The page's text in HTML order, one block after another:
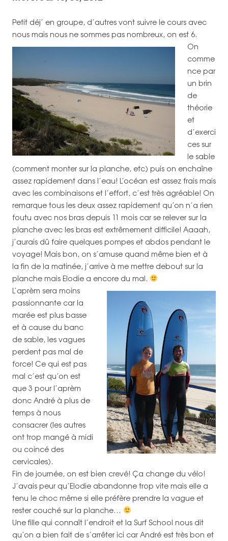
Petit déj’ en groupe, d’autres vont suivre le cours avec
nous mais nous ne sommes pas nombreux, on est 6.
On
comme
nce par
un brin
de
théorie
et
d’exerci
ces sur
le sable
(comment monter sur la planche, etc) puis on enchaîne
assez rapidement dans l’eau! L’océan est assez frais mais
avec les combinaisons et l’effort, c’est très agréable! On
remarque tous les deux assez rapidement qu’on n’a rien
foutu avec nos bras depuis 11 mois car se relever sur la
planche avec les bras est extrêmement difficile! Aaaah,
j’aurais dû faire quelques pompes et abdos pendant le
voyage! Mais bon, on s’amuse quand même bien et à
la fin de la matinée, j’arrive à me mettre debout sur la
planche mais Elodie a encore du mal.
L’aprèm sera moins
passionnante car la
marée est plus basse
et à cause du banc
de sable, les vagues
perdent pas mal de
force! Ce qui est pas
mal c’est qu’on est
que 3 pour l’aprèm
donc André à plus de
temps à nous
consacrer (les autres
ont trop mangé à midi
ou coincé des
cervicales).
Fin de journée, on est bien crevé! Ça change du vélo!
J’avais peur qu’Elodie abandonne trop vite mais elle a
tenu le choc même si elle préfère prendre la vague et
rester couché sur la planche…
Une fille qui connaît l’endroit et la Surf School nous dit
qu’on a bien fait de s’arrêter ici car André est très bon et